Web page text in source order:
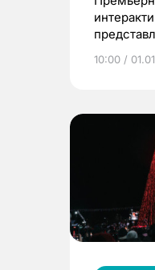
10:00 /